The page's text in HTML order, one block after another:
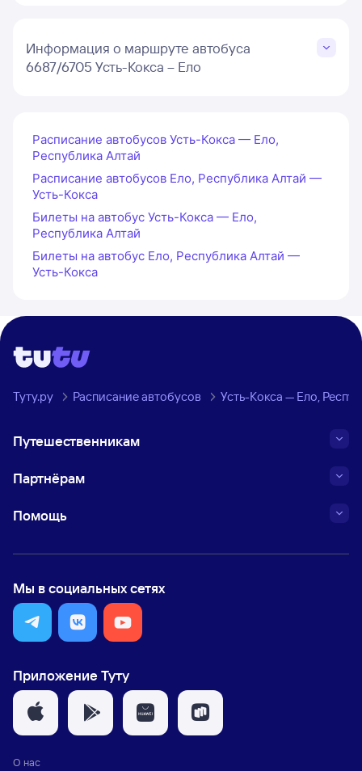
Информация о маршруте автобуса
6687/6705 Усть-Кокса – Ело
Расписание автобусов Усть-Кокса — Ело,
Республика Алтай
Расписание автобусов Ело, Республика Алтай —
Усть-Кокса
Билеты на автобус Усть-Кокса — Ело,
Республика Алтай
Билеты на автобус Ело, Республика Алтай —
Усть-Кокса
Туту.ру Расписание автобусов Усть-Кокса — Ело,
Путешественникам
Партнёрам
Помощь
Мы в социальных сетях
Приложение Туту
О нас